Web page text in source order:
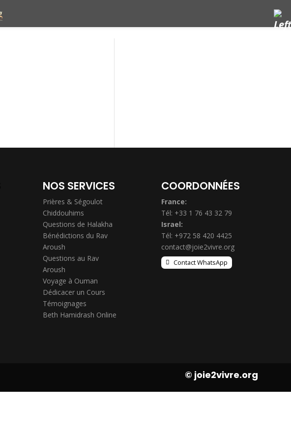
NOS SERVICES
Prières & Ségoulot
Chiddouhims
Questions de Halakha
Bénédictions du Rav
Aroush
Questions au Rav
Aroush
Voyage à Ouman
Dédicacer un Cours
Témoignages
Beth Hamidrash Online
COORDONNÉES
France:
Tél: +33 1 76 43 32 79
Israel:
Tél: +972 58 420 4425
contact@joie2vivre.org
Contact WhatsApp
© joie2vivre.org